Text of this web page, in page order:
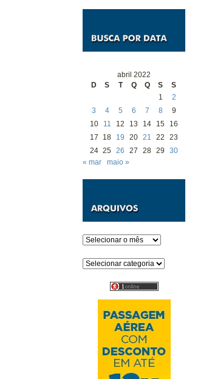
abril 2022
D
S T Q Q S
S
1
2
3
4 5 6 7 8
9
10
11 12 13 14 15
16
17
18 19 20 21 22
23
24 25 26 27 28 29
30
« mar
maio »
Arquivos
Categorias